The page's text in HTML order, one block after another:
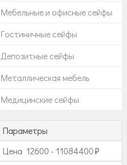
Мебельные и офисные сейфы
Гостиничные сейфы
Депозитные сейфы
Металлическая мебель
Медицинские сейфы
Параметры
Цена 12600 - 11084400